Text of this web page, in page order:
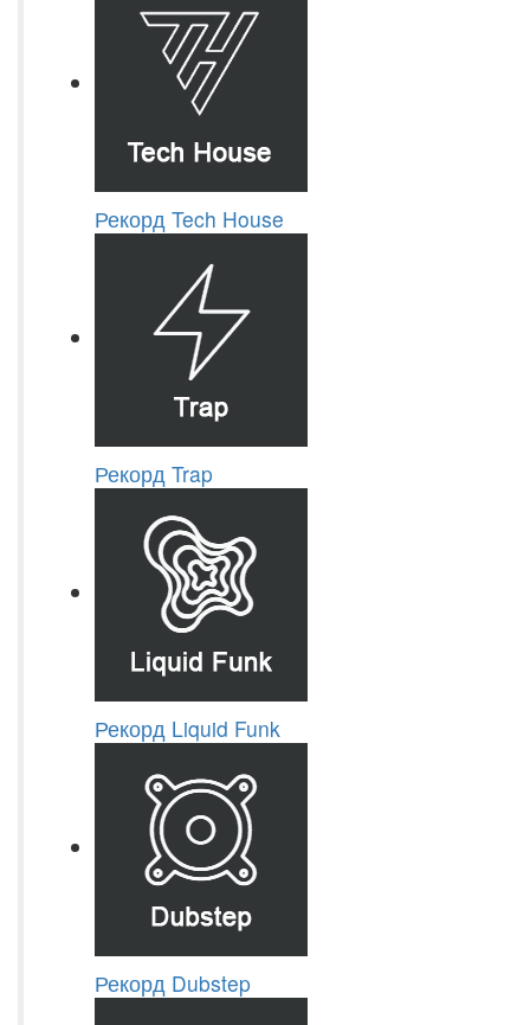
Рекорд Tech House
Рекорд Trap
Рекорд Liquid Funk
Рекорд Dubstep